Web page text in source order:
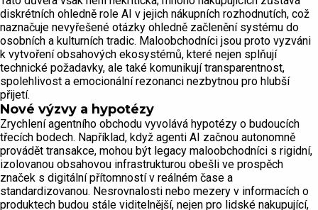
diskrétních ohledně role AI v jejich nákupních rozhodnutích, což
naznačuje nevyřešené otázky ohledně začlenění systému do
osobních a kulturních tradic. Maloobchodníci jsou proto vyzváni
k vytvoření obsahových ekosystémů, které nejen splňují
technické požadavky, ale také komunikují transparentnost,
spolehlivost a emocionální rezonanci nezbytnou pro hlubší
přijetí.
Nové výzvy a hypotézy
Zrychlení agentního obchodu vyvolává hypotézy o budoucích
třecích bodech. Například, když agenti AI začnou autonomně
provádět transakce, mohou být legacy maloobchodníci s rigidní,
izolovanou obsahovou infrastrukturou obešli ve prospěch
značek s digitální přítomností v reálném čase a
standardizovanou. Nesrovnalosti nebo mezery v informacích o
produktech budou stále viditelnější, nejen pro lidské nakupující,